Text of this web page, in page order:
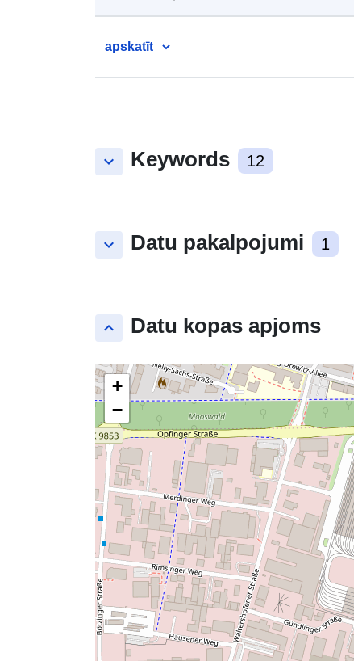
apskatīt
keyboard_arrow_down Keywords 12
keyboard_arrow_down Datu pakalpojumi 1
keyboard_arrow_up Datu kopas apjoms
+
−